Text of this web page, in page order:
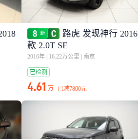
路虎 发现神行 2016
款 2.0T SE
2016年 16.22万公里 南京
已检测
4.61 万 已减7800元